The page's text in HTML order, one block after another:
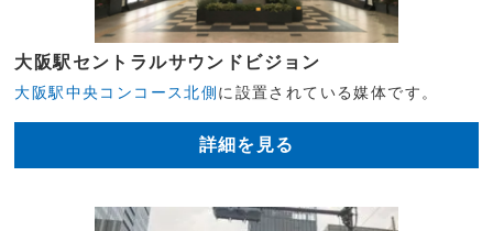
大阪駅セントラルサウンドビジョン
大阪駅中央コンコース北側に設置されている媒体です。
詳細を見る